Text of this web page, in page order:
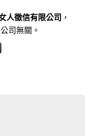
人徵信有限公司 ，
司無關。